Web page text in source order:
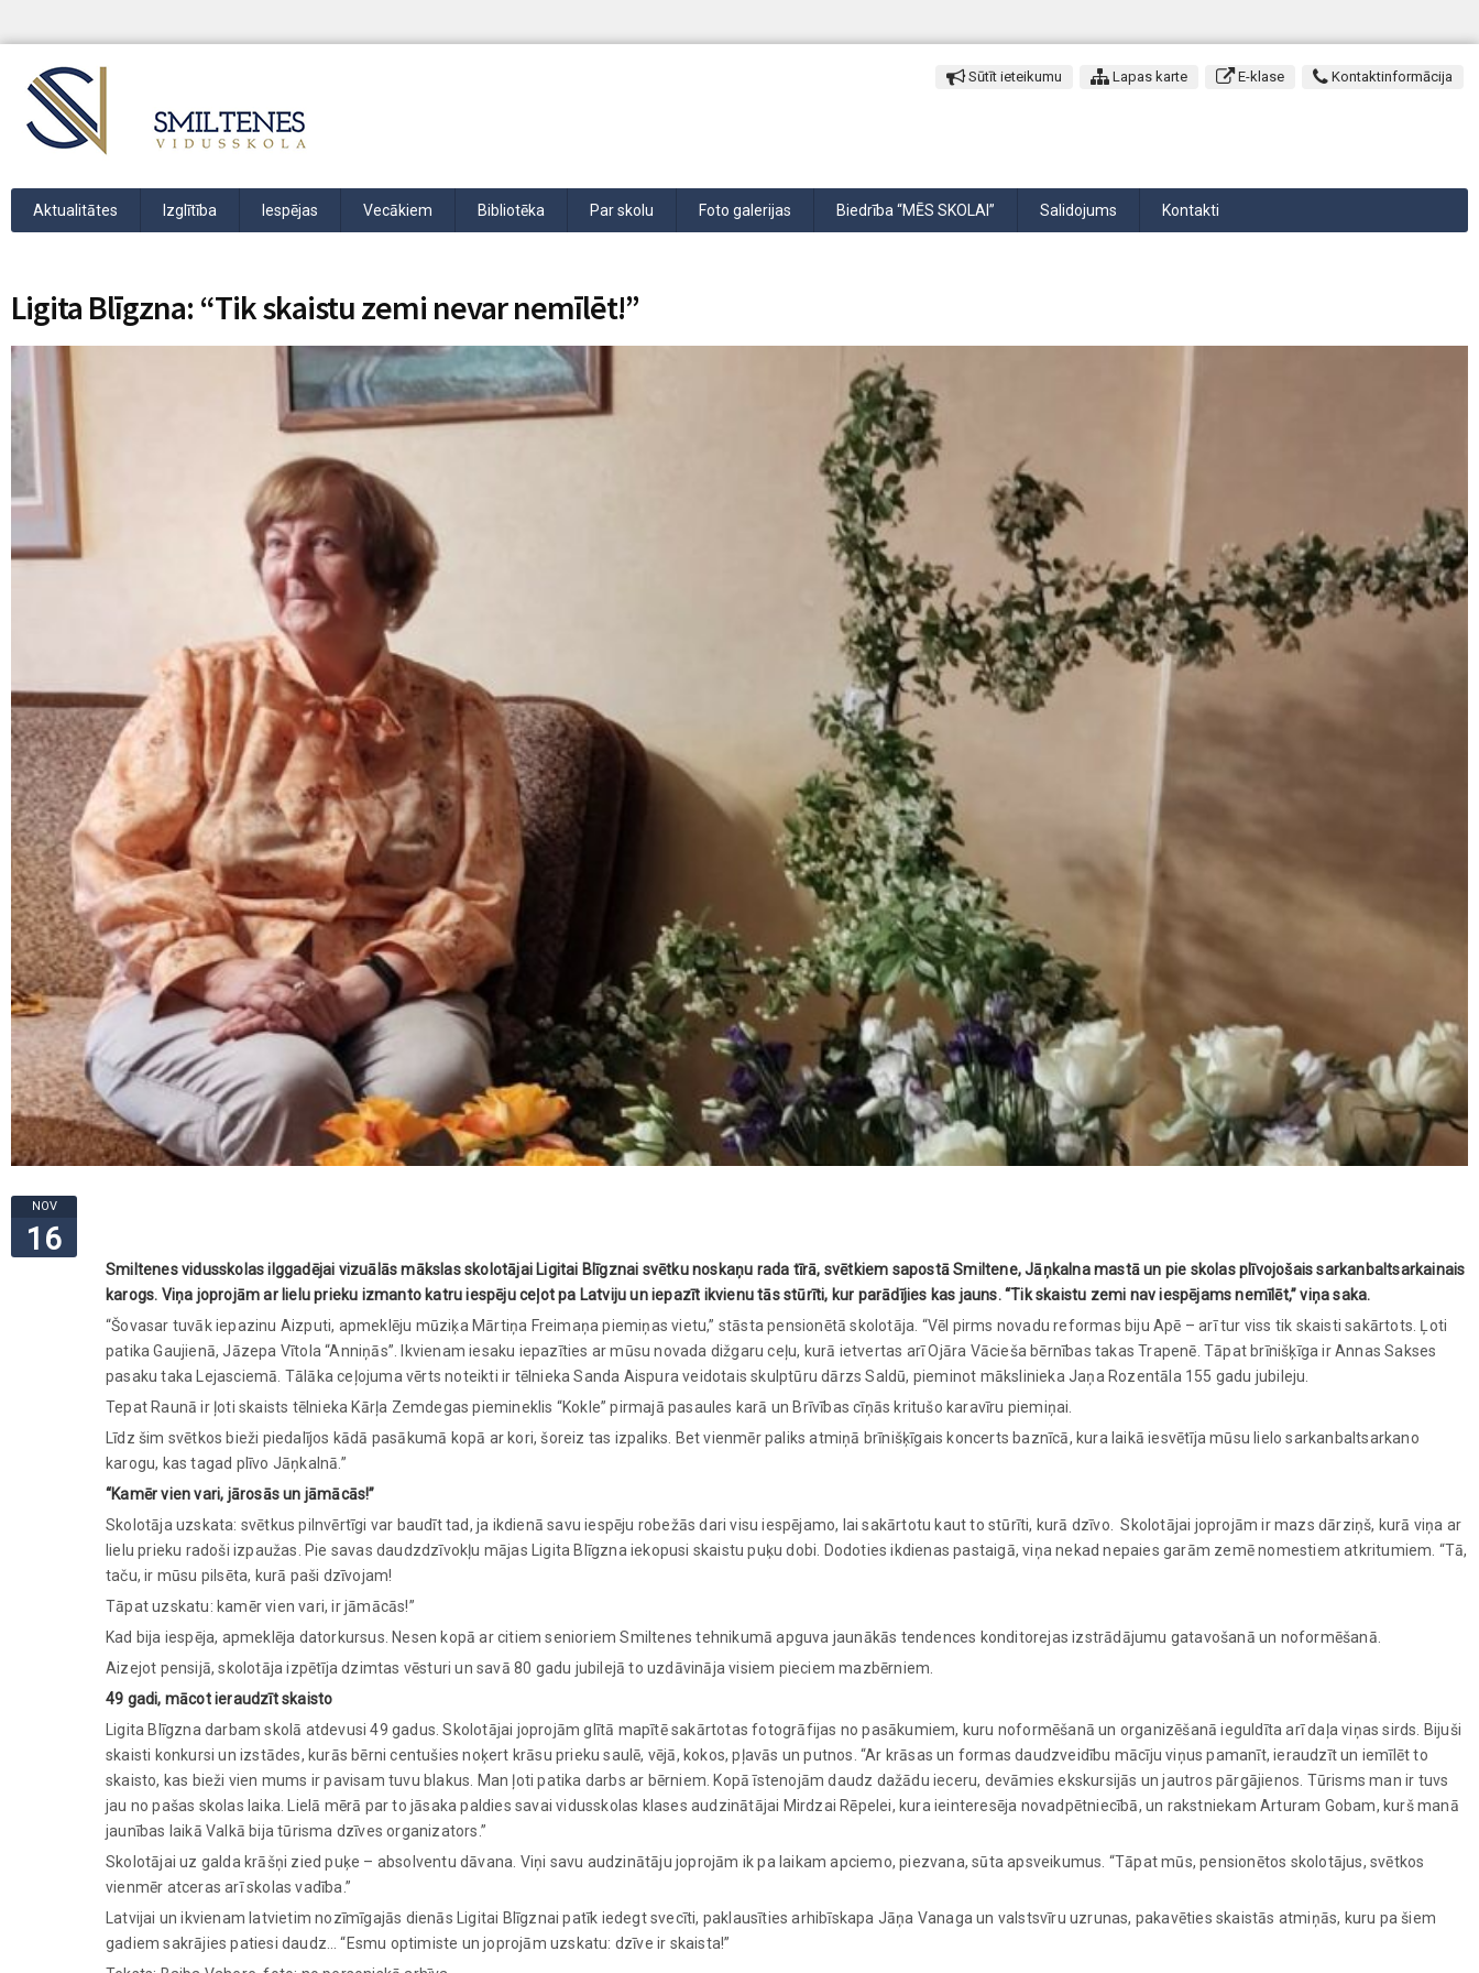
Sūtīt ieteikumu Lapas karte E-klase Kontaktinformācija
Aktualitātes Izglītība Iespējas Vecākiem Bibliotēka Par skolu Foto galerijas Biedrība “MĒS SKOLAI” Salidojums Kontakti
Ligita Blīgzna: “Tik skaistu zemi nevar nemīlēt!”
NOV
16
Smiltenes vidusskolas ilggadējai vizuālās mākslas skolotājai Ligitai Blīgznai svētku noskaņu rada tīrā, svētkiem sapostā Smiltene, Jāņkalna mastā un pie skolas plīvojošais sarkanbaltsarkainais
karogs. Viņa joprojām ar lielu prieku izmanto katru iespēju ceļot pa Latviju un iepazīt ikvienu tās stūrīti, kur parādījies kas jauns. “Tik skaistu zemi nav iespējams nemīlēt,” viņa saka.
“Šovasar tuvāk iepazinu Aizputi, apmeklēju mūziķa Mārtiņa Freimaņa piemiņas vietu,” stāsta pensionētā skolotāja. “Vēl pirms novadu reformas biju Apē – arī tur viss tik skaisti sakārtots. Ļoti
patika Gaujienā, Jāzepa Vītola “Anniņās”. Ikvienam iesaku iepazīties ar mūsu novada dižgaru ceļu, kurā ietvertas arī Ojāra Vācieša bērnības takas Trapenē. Tāpat brīnišķīga ir Annas Sakses
pasaku taka Lejasciemā. Tālāka ceļojuma vērts noteikti ir tēlnieka Sanda Aispura veidotais skulptūru dārzs Saldū, pieminot mākslinieka Jaņa Rozentāla 155 gadu jubileju.
Tepat Raunā ir ļoti skaists tēlnieka Kārļa Zemdegas piemineklis “Kokle” pirmajā pasaules karā un Brīvības cīņās kritušo karavīru piemiņai.
Līdz šim svētkos bieži piedalījos kādā pasākumā kopā ar kori, šoreiz tas izpaliks. Bet vienmēr paliks atmiņā brīnišķīgais koncerts baznīcā, kura laikā iesvētīja mūsu lielo sarkanbaltsarkano
karogu, kas tagad plīvo Jāņkalnā.”
“Kamēr vien vari, jārosās un jāmācās!”
Skolotāja uzskata: svētkus pilnvērtīgi var baudīt tad, ja ikdienā savu iespēju robežās dari visu iespējamo, lai sakārtotu kaut to stūrīti, kurā dzīvo. Skolotājai joprojām ir mazs dārziņš, kurā viņa ar
lielu prieku radoši izpaužas. Pie savas daudzdzīvokļu mājas Ligita Blīgzna iekopusi skaistu puķu dobi. Dodoties ikdienas pastaigā, viņa nekad nepaies garām zemē nomestiem atkritumiem. “Tā,
taču, ir mūsu pilsēta, kurā paši dzīvojam!
Tāpat uzskatu: kamēr vien vari, ir jāmācās!”
Kad bija iespēja, apmeklēja datorkursus. Nesen kopā ar citiem senioriem Smiltenes tehnikumā apguva jaunākās tendences konditorejas izstrādājumu gatavošanā un noformēšanā.
Aizejot pensijā, skolotāja izpētīja dzimtas vēsturi un savā 80 gadu jubilejā to uzdāvināja visiem pieciem mazbērniem.
49 gadi, mācot ieraudzīt skaisto
Ligita Blīgzna darbam skolā atdevusi 49 gadus. Skolotājai joprojām glītā mapītē sakārtotas fotogrāfijas no pasākumiem, kuru noformēšanā un organizēšanā ieguldīta arī daļa viņas sirds. Bijuši
skaisti konkursi un izstādes, kurās bērni centušies noķert krāsu prieku saulē, vējā, kokos, pļavās un putnos. “Ar krāsas un formas daudzveidību mācīju viņus pamanīt, ieraudzīt un iemīlēt to
skaisto, kas bieži vien mums ir pavisam tuvu blakus. Man ļoti patika darbs ar bērniem. Kopā īstenojām daudz dažādu ieceru, devāmies ekskursijās un jautros pārgājienos. Tūrisms man ir tuvs
jau no pašas skolas laika. Lielā mērā par to jāsaka paldies savai vidusskolas klases audzinātājai Mirdzai Rēpelei, kura ieinteresēja novadpētniecībā, un rakstniekam Arturam Gobam, kurš manā
jaunības laikā Valkā bija tūrisma dzīves organizators.”
Skolotājai uz galda krāšņi zied puķe – absolventu dāvana. Viņi savu audzinātāju joprojām ik pa laikam apciemo, piezvana, sūta apsveikumus. “Tāpat mūs, pensionētos skolotājus, svētkos
vienmēr atceras arī skolas vadība.”
Latvijai un ikvienam latvietim nozīmīgajās dienās Ligitai Blīgznai patīk iedegt svecīti, paklausīties arhibīskapa Jāņa Vanaga un valstsvīru uzrunas, pakavēties skaistās atmiņās, kuru pa šiem
gadiem sakrājies patiesi daudz… “Esmu optimiste un joprojām uzskatu: dzīve ir skaista!”